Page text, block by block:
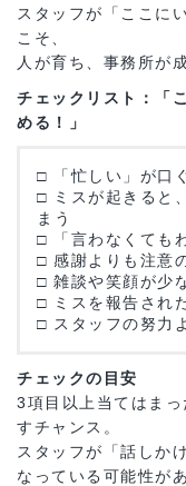
スタッフが「ここに
こそ、
人が育ち、事務所が
チェックリスト：「
める！」
□ 「忙しい」が口
□ ミスが起きると
まう
□ 「言わなくても
□ 感謝よりも注意
□ 雑談や笑顔が少
□ ミスを報告され
□ スタッフの努力
チェックの目安
3項目以上当てはま
すチャンス。
スタッフが「話しか
なっている可能性が